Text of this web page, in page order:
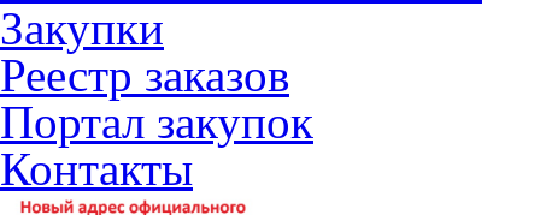
Закупки
Реестр заказов
Портал закупок
Контакты